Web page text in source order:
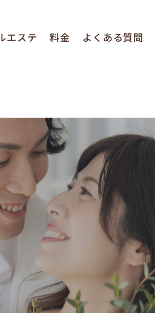
エステ 料金 よくある質問